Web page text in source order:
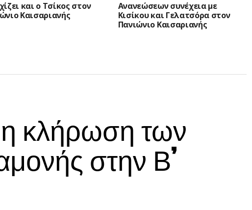
και ο Τσίκος στον
Καισαριανής
Ανανεώσεων συνέχεια με
Κισίκου και Γελατσόρα στον
Πανιώνιο Καισαριανής
κλήρωση των
στην Β’